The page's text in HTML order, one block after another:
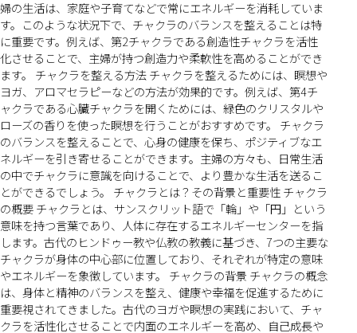
婦の生活は、家庭や子育てなどで常にエネルギーを消耗していま
す。このような状況下で、チャクラのバランスを整えることは特
に重要です。例えば、第2チャクラである創造性チャクラを活性
化させることで、主婦が持つ創造力や柔軟性を高めることができ
ます。 チャクラを整える方法 チャクラを整えるためには、瞑想や
ヨガ、アロマセラピーなどの方法が効果的です。例えば、第4チ
ャクラである心臓チャクラを開くためには、緑色のクリスタルや
ローズの香りを使った瞑想を行うことがおすすめです。 チャクラ
のバランスを整えることで、心身の健康を保ち、ポジティブなエ
ネルギーを引き寄せることができます。主婦の方々も、日常生活
の中でチャクラに意識を向けることで、より豊かな生活を送るこ
とができるでしょう。 チャクラとは？その背景と重要性 チャクラ
の概要 チャクラとは、サンスクリット語で「輪」や「円」という
意味を持つ言葉であり、人体に存在するエネルギーセンターを指
します。古代のヒンドゥー教や仏教の教義に基づき、7つの主要な
チャクラが身体の中心部に位置しており、それぞれが特定の意味
やエネルギーを象徴しています。 チャクラの背景 チャクラの概念
は、身体と精神のバランスを整え、健康や幸福を促進するために
重要視されてきました。古代のヨガや瞑想の実践において、チャ
クラを活性化させることで内面のエネルギーを高め、自己成長や